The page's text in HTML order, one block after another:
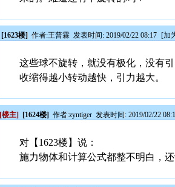
[1623楼] 作者:王普霖 发表时间: 2019/02/22 08:17 [加
这些球不旋转，就没有极化，没有
收缩得越小转动越快，引力越大。
[楼主] [1624楼] 作者:zyntiger 发表时间: 2019/02/22
对【1623楼】说：
施力物体和计算公式都整不明白，还